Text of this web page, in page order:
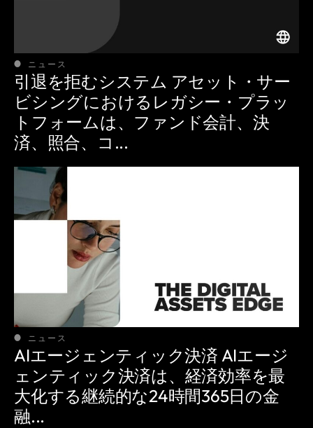
ニュース
引退を拒むシステム アセット・サー
ビシングにおけるレガシー・プラッ
トフォームは、ファンド会計、決
済、照合、コ...
ニュース
AIエージェンティック決済 AIエージ
ェンティック決済は、経済効率を最
大化する継続的な24時間365日の金
融...